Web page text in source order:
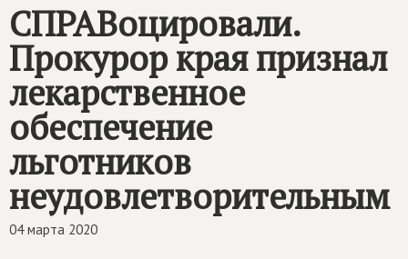
СПРАВоцировали.
Прокурор края признал
лекарственное
обеспечение
льготников
неудовлетворительным
04 марта 2020